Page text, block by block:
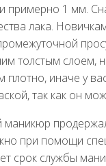
примерно 1 мм.
лака.
толстым слоем,
плотно, иначе у
так как он
при помощи
срок службы